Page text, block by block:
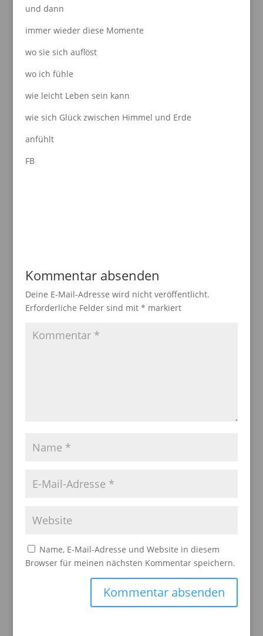
und dann
immer wieder diese Momente
wo sie sich auflöst
wo ich fühle
wie leicht Leben sein kann
wie sich Glück zwischen Himmel und Erde
anfühlt
FB
Kommentar absenden
Deine E-Mail-Adresse wird nicht veröffentlicht.
Erforderliche Felder sind mit * markiert
Name, E-Mail-Adresse und Website in diesem
Browser für meinen nächsten Kommentar speichern.